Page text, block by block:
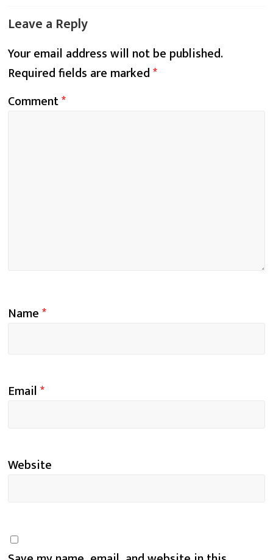
Leave a Reply
Your email address will not be published.
Required fields are marked*
Comment*
Name*
Email*
Website